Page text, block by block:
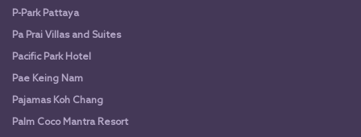
P-Park Pattaya
Pa Prai Villas and Suites
Pacific Park Hotel
Pae Keing Nam
Pajamas Koh Chang
Palm Coco Mantra Resort